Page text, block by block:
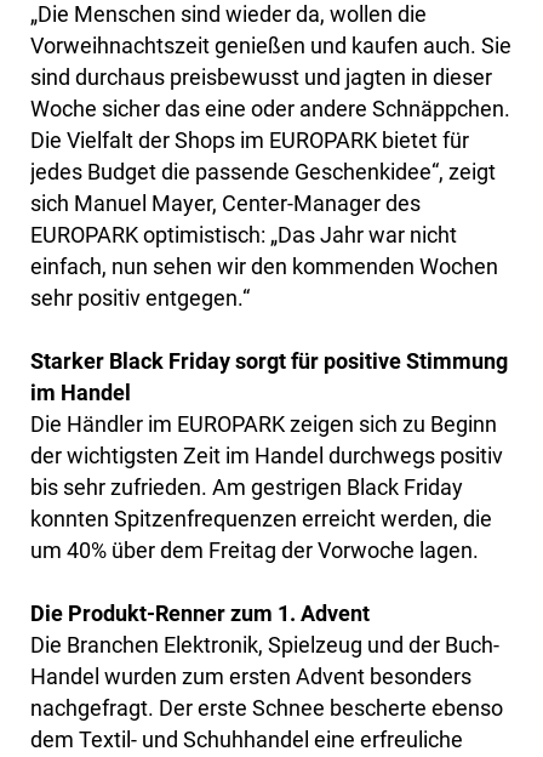
„Die Menschen sind wieder da, wollen die
Vorweihnachtszeit genießen und kaufen auch. Sie
sind durchaus preisbewusst und jagten in dieser
Woche sicher das eine oder andere Schnäppchen.
Die Vielfalt der Shops im EUROPARK bietet für
jedes Budget die passende Geschenkidee“, zeigt
sich Manuel Mayer, Center-Manager des
EUROPARK optimistisch: „Das Jahr war nicht
einfach, nun sehen wir den kommenden Wochen
sehr positiv entgegen.“
Starker Black Friday sorgt für positive Stimmung
im Handel
Die Händler im EUROPARK zeigen sich zu Beginn
der wichtigsten Zeit im Handel durchwegs positiv
bis sehr zufrieden. Am gestrigen Black Friday
konnten Spitzenfrequenzen erreicht werden, die
um 40% über dem Freitag der Vorwoche lagen.
Die Produkt-Renner zum 1. Advent
Die Branchen Elektronik, Spielzeug und der Buch-
Handel wurden zum ersten Advent besonders
nachgefragt. Der erste Schnee bescherte ebenso
dem Textil- und Schuhhandel eine erfreuliche